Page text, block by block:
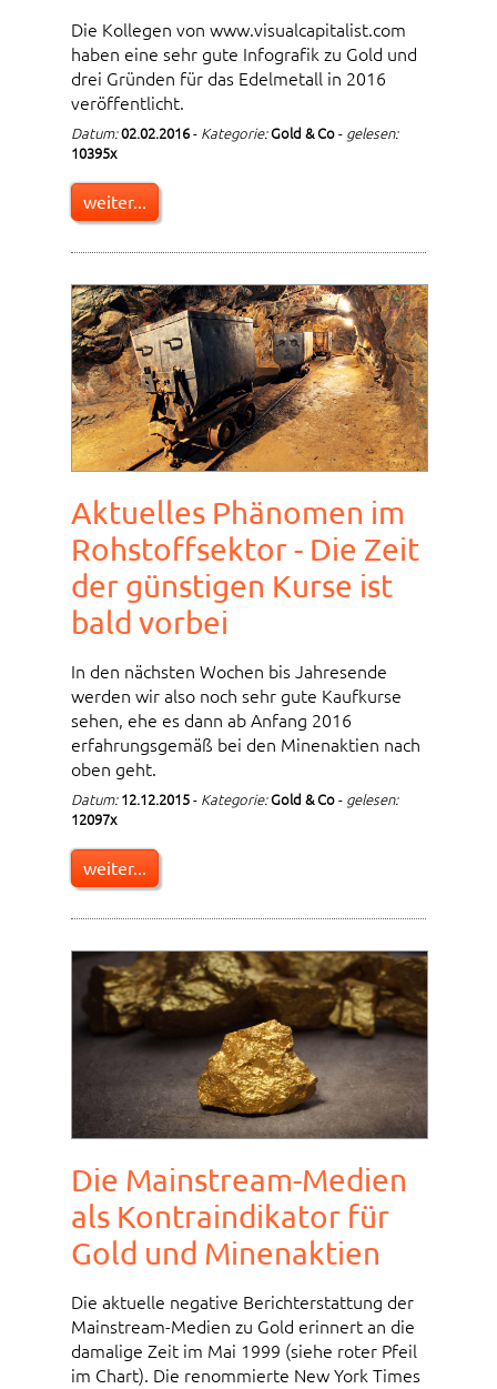
Die Kollegen von www.visualcapitalist.com
haben eine sehr gute Infografik zu Gold und
drei Gründen für das Edelmetall in 2016
veröffentlicht.
Datum:02.02.2016- Kategorie:Gold & Co- gelesen:
10395x
weiter...
Aktuelles Phänomen im
Rohstoffsektor - Die Zeit
der günstigen Kurse ist
bald vorbei
In den nächsten Wochen bis Jahresende
werden wir also noch sehr gute Kaufkurse
sehen, ehe es dann ab Anfang 2016
erfahrungsgemäß bei den Minenaktien nach
oben geht.
Datum: 12.12.2015- Kategorie:Gold & Co- gelesen:
12097x
weiter...
Die Mainstream-Medien
als Kontraindikator für
Gold und Minenaktien
Die aktuelle negative Berichterstattung der
Mainstream-Medien zu Gold erinnert an die
damalige Zeit im Mai 1999 (siehe roter Pfeil
im Chart). Die renommierte New York Times